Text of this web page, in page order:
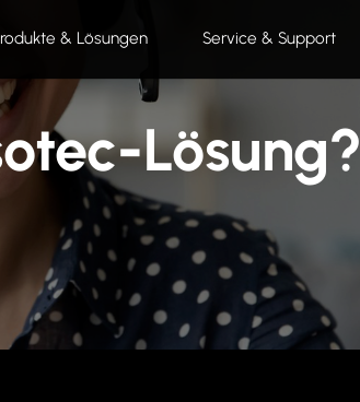
& Lösungen Service & Support
Lösung?